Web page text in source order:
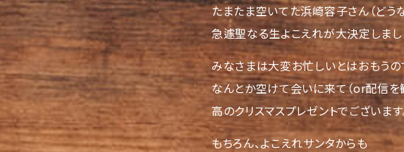
たまたま空いてた浜崎容子さん（どうな
急遽聖なる生よこえれが大決定しまし
みなさまは大変お忙しいとはおもう
なんとか空けて会いに来て（or配信を
高のクリスマスプレゼントでございます
もちろん、よこえれサンタからも